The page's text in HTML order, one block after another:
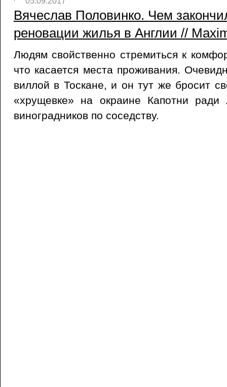
Вячеслав Половинко. Чем
реновации жилья в Англии //
Людям свойственно стремиться к
что касается места проживания.
виллой в Тоскане, и он тут же бросит
«хрущевке» на окраине Капотни
виноградников по соседству.